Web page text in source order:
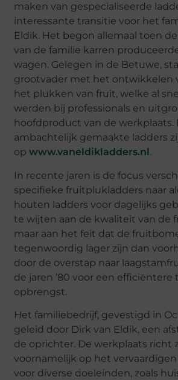
maken van gespecialiseerde
interessante transitie voor het
Eldik. Het begon allemaal toen
van de familie karren
wagen. Gelegen in de Betuwe,
grootvader met het ontwikkelen
het plukken van fruit, welke al
werden bij professionals en
hoofdproduct van de werkplaats.
ambachtelijk gemaakte ladders
opwww.vaneldikladders.nl .
In recente jaren is de focus
specifieke fruitplukladders naar
houten ladders voor dagelijks
te wijten aan de kwaliteit van de
maar aan het feit dat de
tegenwoordig lager zijn dan
door de overstap naar
de jaren ’80 voor een
opbrengst.
Het familiebedrijf, gevestigd in
geleid door Dirk van Eldik, een
de oprichter. De werkplaats richt
voornamelijk op het vervaardigen
voor diverse doeleinden, zoals